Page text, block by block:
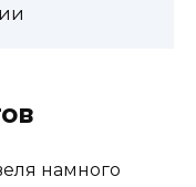
намного